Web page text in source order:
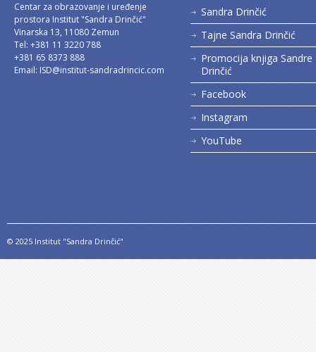
Centar za obrazovanje i uređenje
prostora Institut "Sandra Drinčić"
Vinarska 13, 11080 Zemun
Tel: +381 11 3220 788
+381 65 8373 888
Email: ISD@institut-sandradrincic.com
Sandra Drinčić
Tajne Sandra Drinčić
Promocija knjiga Sandre
Drinčić
Facebook
Instagram
YouTube
© 2025 Institut "Sandra Drinčić"